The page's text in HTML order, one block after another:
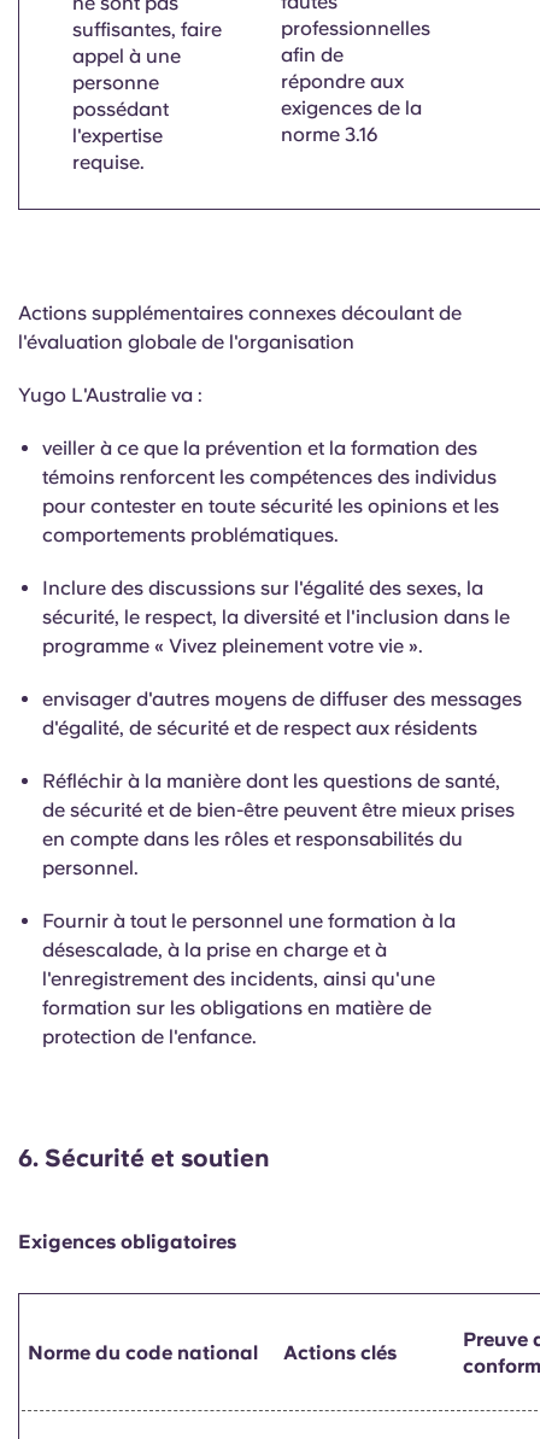
suffisantes, faire
appel à une
personne
possédant
l'expertise
requise.
professionnelles
afin de
répondre aux
exigences de la
norme 3.16
Actions supplémentaires connexes découlant de
l'évaluation globale de l'organisation
Yugo L'Australie va :
veiller à ce que la prévention et la formation des
témoins renforcent les compétences des individus
pour contester en toute sécurité les opinions et les
comportements problématiques.
Inclure des discussions sur l'égalité des sexes, la
sécurité, le respect, la diversité et l'inclusion dans le
programme « Vivez pleinement votre vie ».
envisager d'autres moyens de diffuser des messages
d'égalité, de sécurité et de respect aux résidents
Réfléchir à la manière dont les questions de santé,
de sécurité et de bien-être peuvent être mieux prises
en compte dans les rôles et responsabilités du
personnel.
Fournir à tout le personnel une formation à la
désescalade, à la prise en charge et à
l'enregistrement des incidents, ainsi qu'une
formation sur les obligations en matière de
protection de l'enfance.
6. Sécurité et soutien
Exigences obligatoires
Norme du code national Actions clés
Preuve